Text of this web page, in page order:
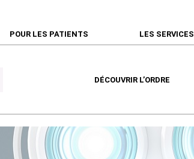
POUR LES PATIENTS LES SERVICES
DÉCOUVRIR L’ORDRE